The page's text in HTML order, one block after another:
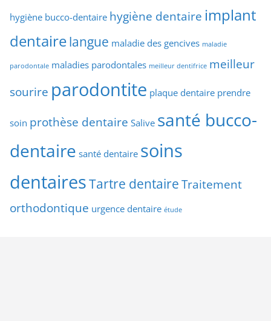
hygiène bucco-dentaire hygiène dentaire implant
dentairelangue maladie des gencives maladie
parodontale maladies parodontales meilleur dentifrice meilleur
sourire parodontite plaque dentaire prendre
soin prothèse dentaire Salive santé bucco-
dentaire santé dentaire soins
dentairesTartre dentaire Traitement
orthodontique urgence dentaire étude